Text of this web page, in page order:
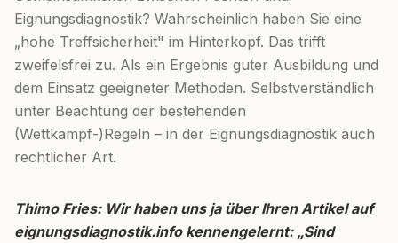
Eignungsdiagnostik? Wahrscheinlich haben Sie eine
„hohe Treffsicherheit" im Hinterkopf. Das trifft
zweifelsfrei zu. Als ein Ergebnis guter Ausbildung und
dem Einsatz geeigneter Methoden. Selbstverständlich
unter Beachtung der bestehenden
(Wettkampf-)Regeln – in der Eignungsdiagnostik auch
rechtlicher Art.
Thimo Fries: Wir haben uns ja über Ihren Artikel auf
eignungsdiagnostik.info kennengelernt: „Sind